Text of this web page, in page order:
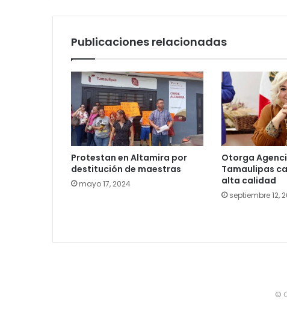
Publicaciones relacionadas
Protestan en Altamira por
destitución de maestras
mayo 17, 2024
Otorga
Tamaulipas
alta calidad
septiembre 12,
©